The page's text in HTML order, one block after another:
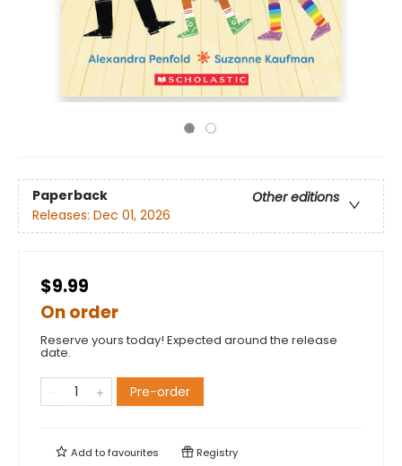
Paperback
Other editions
Releases: Dec 01, 2026
$9.99
On order
Reserve yours today! Expected around the release
date.
Pre-order
Add tofavourites Registry